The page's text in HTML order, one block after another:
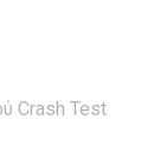
Crash Test